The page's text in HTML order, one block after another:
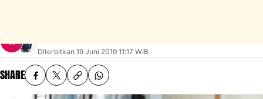
Diterbitkan 19 Juni 2019 11:17 WIB
SHARE